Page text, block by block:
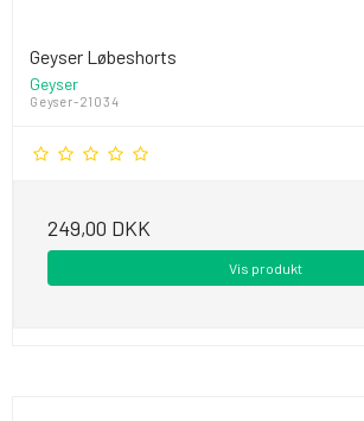
Geyser Løbeshorts
Geyser
Geyser-21034
249,00 DKK
Vis produkt